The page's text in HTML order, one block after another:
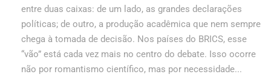
entre duas caixas: de um lado, as grandes declarações
políticas; de outro, a produção acadêmica que nem sempre
chega à tomada de decisão. Nos países do BRICS, esse
“vão” está cada vez mais no centro do debate. Isso ocorre
não por romantismo científico, mas por necessidade...